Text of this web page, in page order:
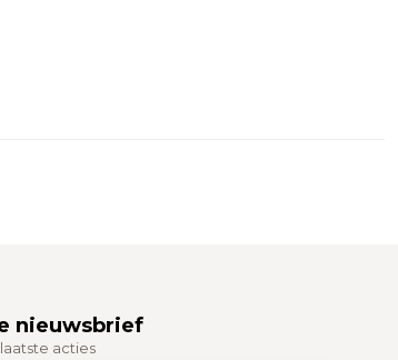
nieuwsbrief
acties